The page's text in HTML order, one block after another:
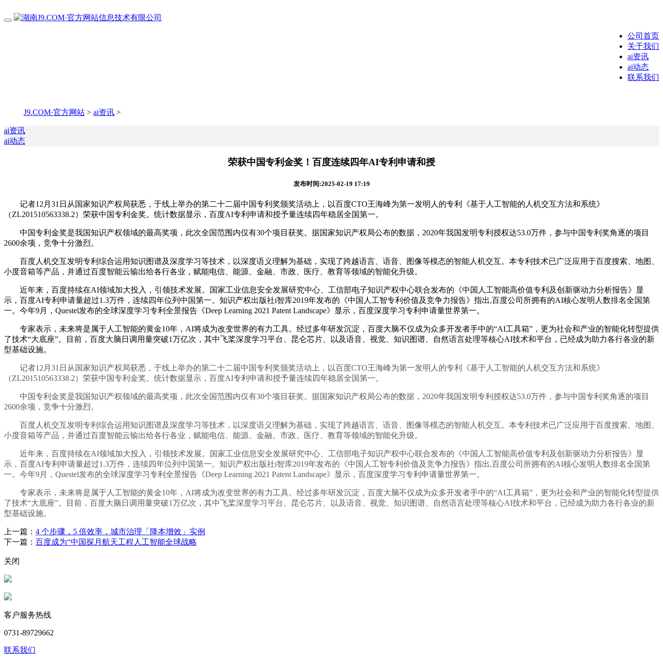
公司首页
关于我们
ai资讯
ai动态
联系我们
J9.COM·官方网站 > ai资讯 >
ai资讯
ai动态
荣获中国专利金奖！百度连续四年AI专利申请和授
发布时间:2025-02-19 17:19
记者12月31日从国家知识产权局获悉，于线上举办的第二十二届中国专利奖颁奖活动上，以百度CTO王海峰为第一发明人的专利《基于人工智能的人机交互方法和系统》
（ZL201510563338.2）荣获中国专利金奖。统计数据显示，百度AI专利申请和授予量连续四年稳居全国第一。
中国专利金奖是我国知识产权领域的最高奖项，此次全国范围内仅有30个项目获奖。据国家知识产权局公布的数据，2020年我国发明专利授权达53.0万件，参与中国专利奖角逐的项目
2600余项，竞争十分激烈。
百度人机交互发明专利综合运用知识图谱及深度学习等技术，以深度语义理解为基础，实现了跨越语言、语音、图像等模态的智能人机交互。本专利技术已广泛应用于百度搜索、地图、
小度音箱等产品，并通过百度智能云输出给各行各业，赋能电信、能源、金融、市政、医疗、教育等领域的智能化升级。
近年来，百度持续在AI领域加大投入，引领技术发展。国家工业信息安全发展研究中心、工信部电子知识产权中心联合发布的《中国人工智能高价值专利及创新驱动力分析报告》显
示，百度AI专利申请量超过1.3万件，连续四年位列中国第一。知识产权出版社i智库2019年发布的《中国人工智专利价值及竞争力报告》指出,百度公司所拥有的AI核心发明人数排名全国第
一。今年9月，Questel发布的全球深度学习专利全景报告《Deep Learning 2021 Patent Landscape》显示，百度深度学习专利申请量世界第一。
专家表示，未来将是属于人工智能的黄金10年，AI将成为改变世界的有力工具。经过多年研发沉淀，百度大脑不仅成为众多开发者手中的“AI工具箱”，更为社会和产业的智能化转型提供
了技术“大底座”。目前，百度大脑日调用量突破1万亿次，其中飞桨深度学习平台、昆仑芯片、以及语音、视觉、知识图谱、自然语言处理等核心AI技术和平台，已经成为助力各行各业的新
型基础设施。
记者12月31日从国家知识产权局获悉，于线上举办的第二十二届中国专利奖颁奖活动上，以百度CTO王海峰为第一发明人的专利《基于人工智能的人机交互方法和系统》
（ZL201510563338.2）荣获中国专利金奖。统计数据显示，百度AI专利申请和授予量连续四年稳居全国第一。
中国专利金奖是我国知识产权领域的最高奖项，此次全国范围内仅有30个项目获奖。据国家知识产权局公布的数据，2020年我国发明专利授权达53.0万件，参与中国专利奖角逐的项目
2600余项，竞争十分激烈。
百度人机交互发明专利综合运用知识图谱及深度学习等技术，以深度语义理解为基础，实现了跨越语言、语音、图像等模态的智能人机交互。本专利技术已广泛应用于百度搜索、地图、
小度音箱等产品，并通过百度智能云输出给各行各业，赋能电信、能源、金融、市政、医疗、教育等领域的智能化升级。
近年来，百度持续在AI领域加大投入，引领技术发展。国家工业信息安全发展研究中心、工信部电子知识产权中心联合发布的《中国人工智能高价值专利及创新驱动力分析报告》显
示，百度AI专利申请量超过1.3万件，连续四年位列中国第一。知识产权出版社i智库2019年发布的《中国人工智专利价值及竞争力报告》指出,百度公司所拥有的AI核心发明人数排名全国第
一。今年9月，Questel发布的全球深度学习专利全景报告《Deep Learning 2021 Patent Landscape》显示，百度深度学习专利申请量世界第一。
专家表示，未来将是属于人工智能的黄金10年，AI将成为改变世界的有力工具。经过多年研发沉淀，百度大脑不仅成为众多开发者手中的“AI工具箱”，更为社会和产业的智能化转型提供
了技术“大底座”。目前，百度大脑日调用量突破1万亿次，其中飞桨深度学习平台、昆仑芯片、以及语音、视觉、知识图谱、自然语言处理等核心AI技术和平台，已经成为助力各行各业的新
型基础设施。
上一篇： 4 个步骤，5 倍效率，城市治理「降本增效」实例
下一篇： 百度成为“中国探月航天工程人工智能全球战略
关闭
客户服务热线
0731-89729662
联系我们